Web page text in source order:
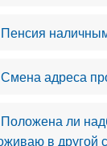
Пенсия
Смена адреса
Положена ли
в другой